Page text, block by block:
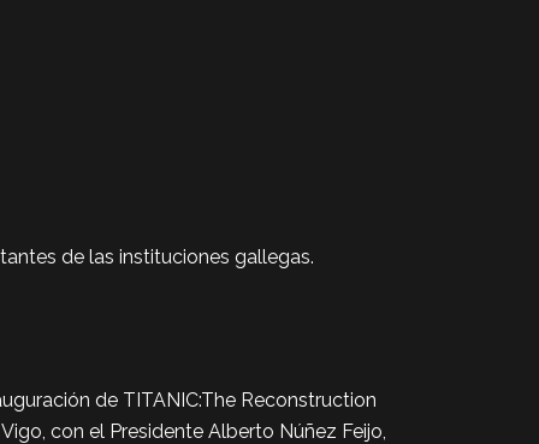
de las instituciones gallegas.
de TITANIC:The Reconstruction
con el Presidente Alberto Núñez Feijo,